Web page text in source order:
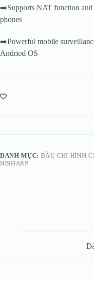
➡️Supports NAT function and
phones
➡️Powerful mobile
Andriod OS
DANH MỤC: ĐẦU GHI HÌNH
HISHARP